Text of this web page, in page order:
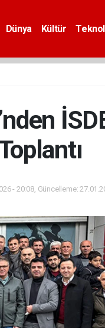
Dünya Kültür
- 20:08, Güncelleme: